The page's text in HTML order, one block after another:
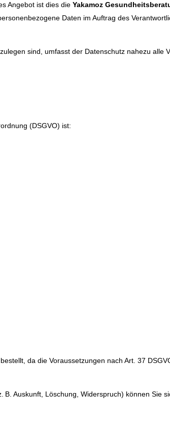
Angebot ist dies die Yakamoz
Daten im Auftrag des
sind, umfasst der Datenschutz nahezu
(DSGVO) ist:
da die Voraussetzungen nach Art. 37
Auskunft, Löschung, Widerspruch) können Sie